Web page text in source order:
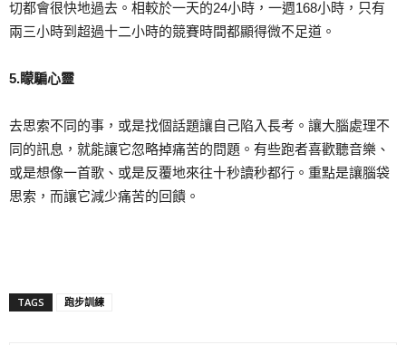
切都會很快地過去。相較於一天的24小時，一週168小時，只有
兩三小時到超過十二小時的競賽時間都顯得微不足道。
5.矇騙心靈
去思索不同的事，或是找個話題讓自己陷入長考。讓大腦處理不
同的訊息，就能讓它忽略掉痛苦的問題。有些跑者喜歡聽音樂、
或是想像一首歌、或是反覆地來往十秒讀秒都行。重點是讓腦袋
思索，而讓它減少痛苦的回饋。
TAGS 跑步訓練